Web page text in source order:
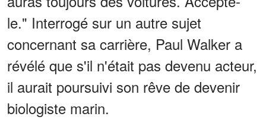
le." Interrogé sur un autre sujet
concernant sa carrière, Paul Walker a
révélé que s'il n'était pas devenu acteur,
il aurait poursuivi son rêve de devenir
biologiste marin.